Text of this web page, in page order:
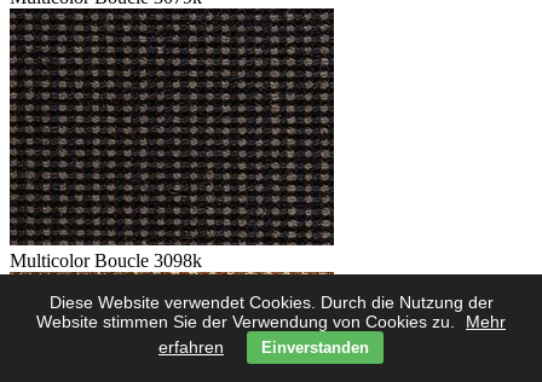
Diese Website verwendet Cookies. Durch die Nutzung der
Website stimmen Sie der Verwendung von Cookies zu.
Mehr
erfahren
Einverstanden
Multicolor Boucle 3098k